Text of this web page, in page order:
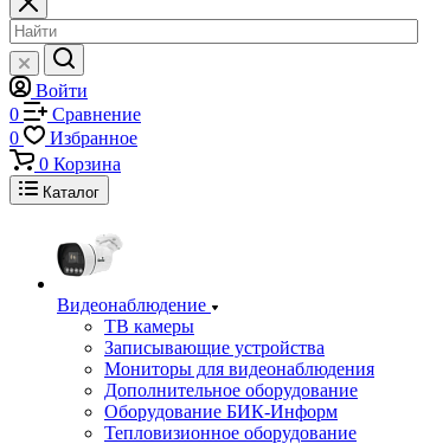
Войти
0
Сравнение
0
Избранное
0 Корзина
Каталог
Видеонаблюдение
ТВ камеры
Записывающие устройства
Мониторы для видеонаблюдения
Дополнительное оборудование
Оборудование БИК-Информ
Тепловизионное оборудование